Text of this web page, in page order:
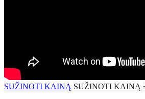
SUŽINOTI KAINĄ SUŽINOTI KAINĄ